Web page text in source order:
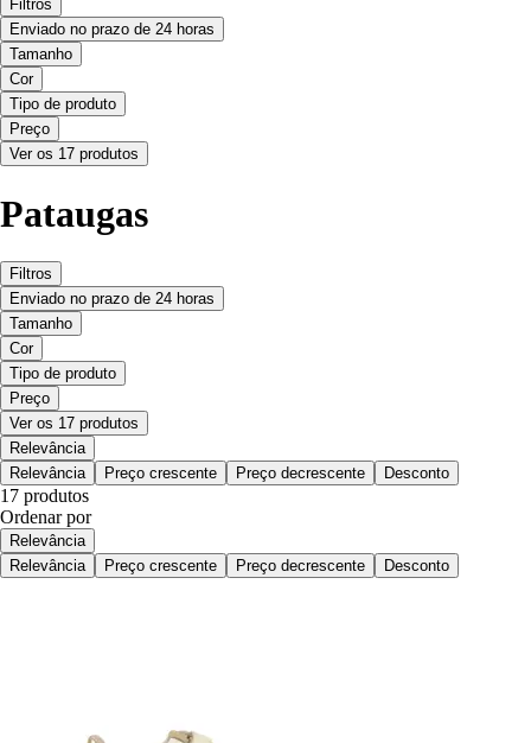
Filtros
Enviado no prazo de 24 horas
Tamanho
Cor
Tipo de produto
Preço
Ver os 17 produtos
Pataugas
Filtros
Enviado no prazo de 24 horas
Tamanho
Cor
Tipo de produto
Preço
Ver os 17 produtos
Relevância
Relevância
Preço crescente Preço decrescente Desconto
17 produtos
Ordenar por
Relevância
Relevância
Preço crescente Preço decrescente Desconto